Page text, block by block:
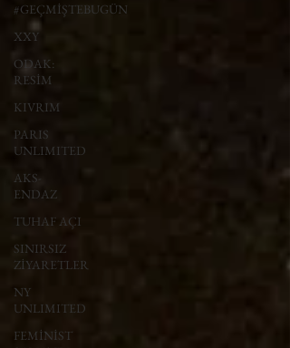
#GEÇMİŞTEBUGÜN
XXY
ODAK:
RESİM
KIVRIM
PARIS
UNLIMITED
AKS-
ENDAZ
TUHAF AÇI
SINIRSIZ
ZİYARETLER
NY
UNLIMITED
FEMİNİST